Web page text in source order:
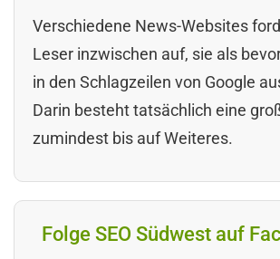
Verschiedene News-Websites
Leser inzwischen auf, sie als
in den Schlagzeilen von Google
Darin besteht tatsächlich eine
zumindest bis auf Weiteres.
Folge SEO Südwest auf